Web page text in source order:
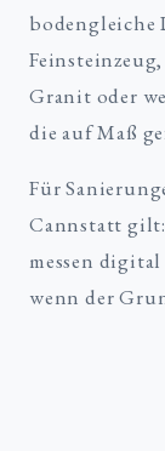
bodengleiche
Granit oder
die auf Maß
Für
Cannstatt
messen
wenn der